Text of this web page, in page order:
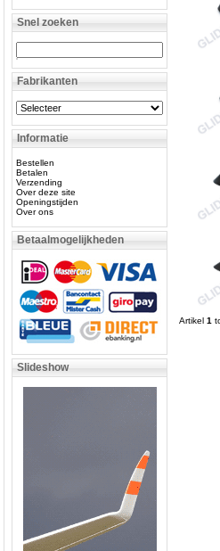
Snel zoeken
Fabrikanten
Informatie
Bestellen
Betalen
Verzending
Over deze site
Openingstijden
Over ons
Betaalmogelijkheden
Slideshow
Artikel 1